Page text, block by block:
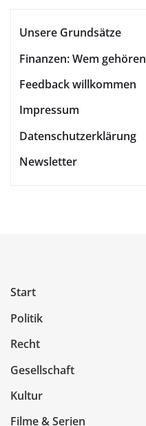
Unsere Grundsätze
Finanzen: Wem
Feedback willkommen
Impressum
Datenschutzerklärung
Newsletter
Start
Politik
Recht
Gesellschaft
Kultur
Filme & Serien